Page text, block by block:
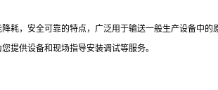
耗，安全可靠的特点，广泛用于输送一般生产设备中的
提供设备和现场指导安装调试等服务。